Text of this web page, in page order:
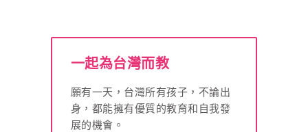
一起為台灣而教
願有一天，台灣所有孩子，不論出
身，都能擁有優質的教育和自我發
展的機會。